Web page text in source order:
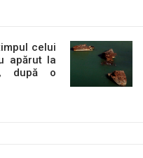
celui
apărut la
după o